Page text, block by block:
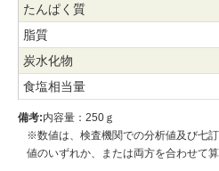
備考:内容量：250ｇ
※数値は、検査機関での分析値及び七
値のいずれか、または両方を合わせて算